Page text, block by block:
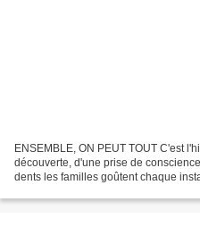
ENSEMBLE, ON PEUT TOUT C'est
découverte, d'une prise de
dents les familles goûtent chaque